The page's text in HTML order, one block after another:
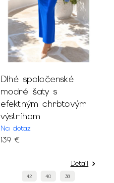
Dlhé spoločenské
modré šaty s
efektným chrbtovým
výstrihom
Na dotaz
139 €
Detail
42 40 38